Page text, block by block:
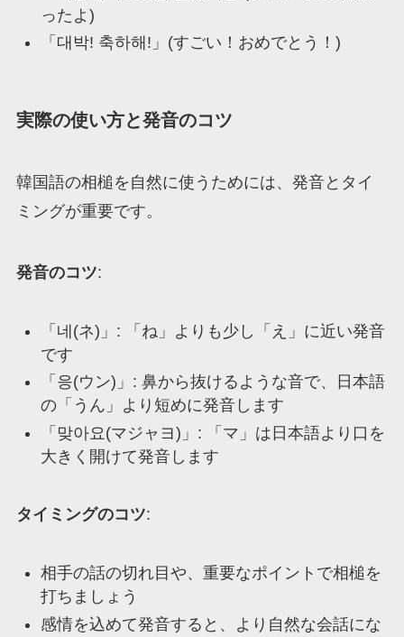
ったよ)
「대박! 축하해!」(すごい！おめでとう！)
実際の使い方と発音のコツ
韓国語の相槌を自然に使うためには、発音とタイ
ミングが重要です。
発音のコツ:
「네(ネ)」: 「ね」よりも少し「え」に近い発音
です
「응(ウン)」: 鼻から抜けるような音で、日本語
の「うん」より短めに発音します
「맞아요(マジャヨ)」: 「マ」は日本語より口を
大きく開けて発音します
タイミングのコツ:
相手の話の切れ目や、重要なポイントで相槌を
打ちましょう
感情を込めて発音すると、より自然な会話にな